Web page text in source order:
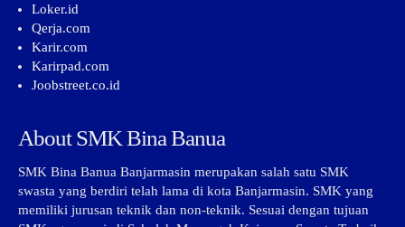
Loker.id
Qerja.com
Karir.com
Karirpad.com
Joobstreet.co.id
About SMK Bina Banua
SMK Bina Banua Banjarmasin merupakan salah satu SMK
swasta yang berdiri telah lama di kota Banjarmasin. SMK yang
memiliki jurusan teknik dan non-teknik. Sesuai dengan tujuan